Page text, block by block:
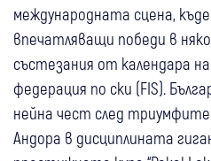
международната сцена,
впечатляващи победи в
състезания от календара
федерация по ски (FIS).
нейна чест след триумфите
Андора в дисциплината